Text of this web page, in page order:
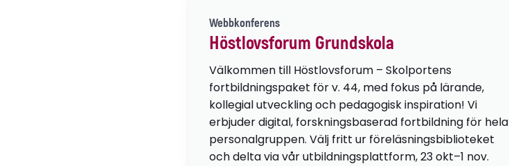
Webbkonferens
Höstlovsforum Grundskola
Välkommen till Höstlovsforum – Skolportens
fortbildningspaket för v. 44, med fokus på lärande,
kollegial utveckling och pedagogisk inspiration! Vi
erbjuder digital, forskningsbaserad fortbildning för hela
personalgruppen. Välj fritt ur föreläsningsbiblioteket
och delta via vår utbildningsplattform, 23 okt–1 nov.